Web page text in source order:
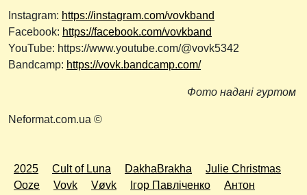
Instagram: https://instagram.com/vovkband
Facebook: https://facebook.com/vovkband
YouTube: ​​https://www.youtube.com/@vovk5342
Bandcamp: https://vovk.bandcamp.com/
Фото надані гуртом
Neformat.com.ua ©
2025 Cult of Luna DakhaBrakha
Julie Christmas
Ooze
Vovk Vøvk Ігор Павліченко
Антон